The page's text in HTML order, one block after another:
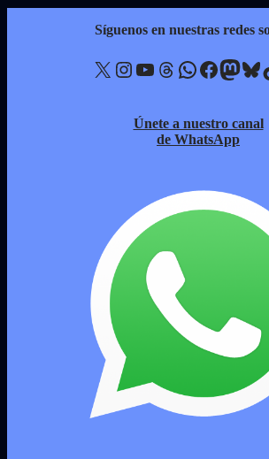
Síguenos en nuestras redes
X Instagram YouTube Threads WhatsApp Facebook Mastodon Bluesky
Únete a nuestro canal
de WhatsApp